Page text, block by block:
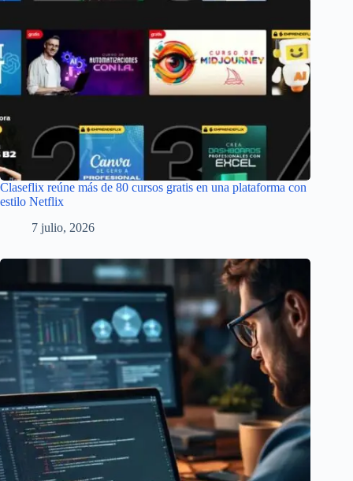
Claseflix reúne más de 80 cursos gratis en una plataforma con
estilo Netflix
7 julio, 2026